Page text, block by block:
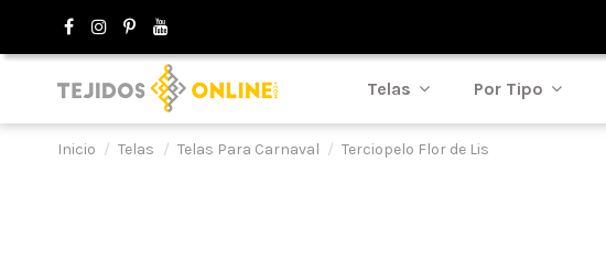
Telas Por Tipo
Inicio Telas Telas Para Carnaval Terciopelo Flor de Lis